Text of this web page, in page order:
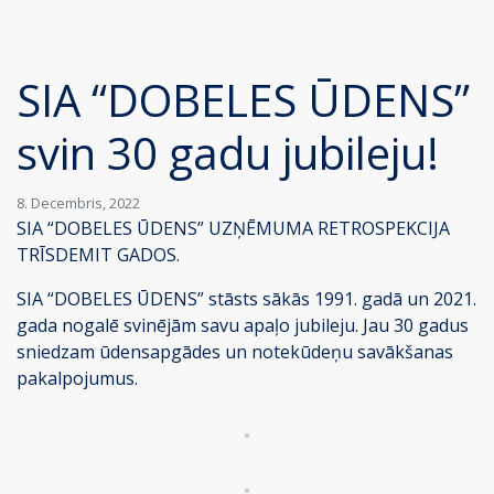
SIA “DOBELES ŪDENS”
svin 30 gadu jubileju!
8. Decembris, 2022
SIA “DOBELES ŪDENS” UZŅĒMUMA RETROSPEKCIJA
TRĪSDEMIT GADOS.
SIA “DOBELES ŪDENS” stāsts sākās 1991. gadā un 2021.
gada nogalē svinējām savu apaļo jubileju. Jau 30 gadus
sniedzam ūdensapgādes un notekūdeņu savākšanas
pakalpojumus.